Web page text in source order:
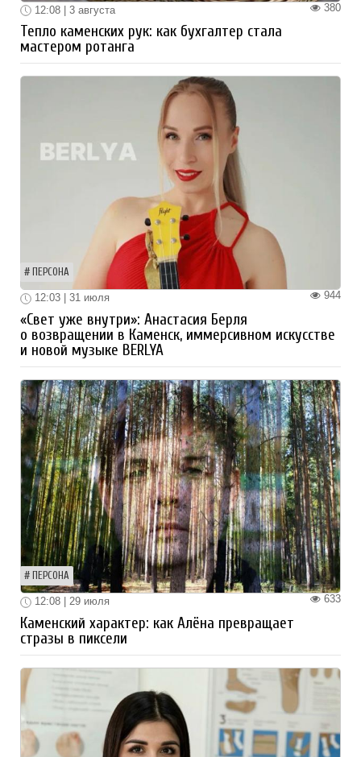
380
12:08 | 3 августа
Тепло каменских рук: как бухгалтер стала
мастером ротанга
ПЕРСОНА
944
12:03 | 31 июля
«Свет уже внутри»: Анастасия Берля
о возвращении в Каменск, иммерсивном искусстве
и новой музыке BERLYA
ПЕРСОНА
633
12:08 | 29 июля
Каменский характер: как Алёна превращает
стразы в пиксели